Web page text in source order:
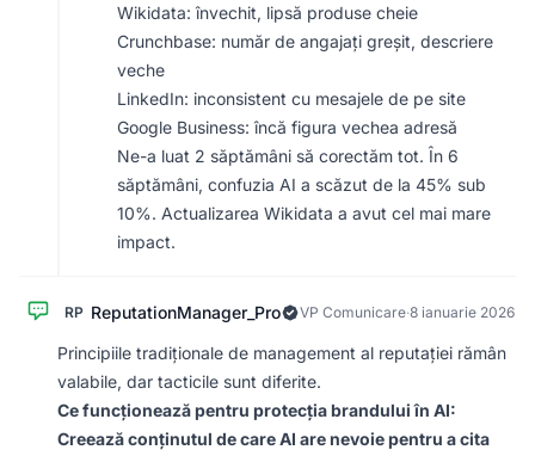
Wikidata: învechit, lipsă produse cheie
Crunchbase: număr de angajați greșit, descriere
veche
LinkedIn: inconsistent cu mesajele de pe site
Google Business: încă figura vechea adresă
Ne-a luat 2 săptămâni să corectăm tot. În 6
săptămâni, confuzia AI a scăzut de la 45% sub
10%. Actualizarea Wikidata a avut cel mai mare
impact.
RP ReputationManager_Pro VP Comunicare·8 ianuarie 2026
Principiile tradiționale de management al reputației rămân
valabile, dar tacticile sunt diferite.
Ce funcționează pentru protecția brandului în AI:
Creează conținutul de care AI are nevoie pentru a cita